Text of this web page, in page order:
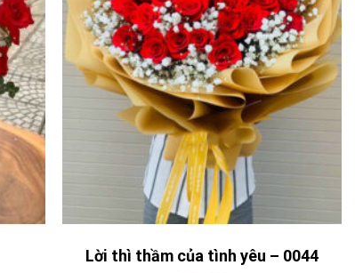
Lời thì thầm của tình yêu – 0044